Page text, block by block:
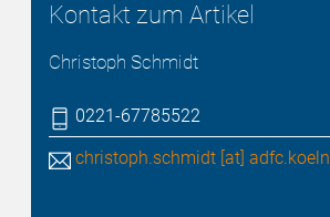
Kontakt zum Artikel
Christoph Schmidt
0221-67785522
christoph.schmidt [at] adfc.koeln